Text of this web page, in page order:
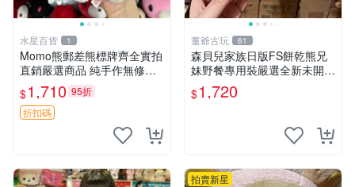
水星百貨 1
Momo熊郵差熊標牌齊全實拍
直銷嚴選商品 純手作無修圖
可收藏 郵差熊 Momo熊 標牌
商品
$1,710 95折
折扣碼
董爺古玩 61
森貝兒家族日版FS餅乾熊兄
妹野餐專用裝嚴選全新未開
封，包含兩組大童款紙盒裝，
適合收藏與分享。 餅乾熊兄
$1,720
拍賣新星